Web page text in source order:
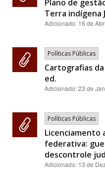
Plano de
Terra indígena
Adicionado: 16 de
Políticas Públicas
Cartografias
ed.
Adicionado:23 de
Políticas Públicas
Licenciamento
federativa:
descontrole
Adicionado: 13 de